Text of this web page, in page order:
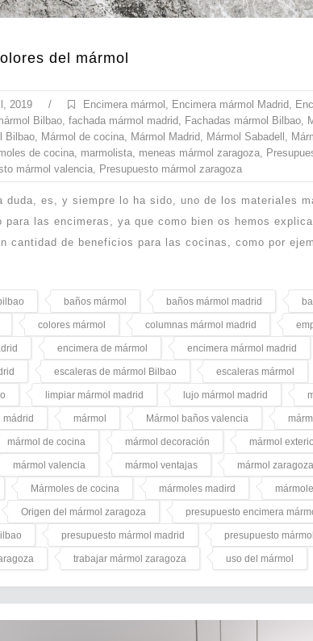
del mármol
2019 / Encimera mármol Encimera mármol Madrid
Bilbao fachada mármol madrid Fachadas mármol Bilbao
Bilbao Mármol de cocina Mármol Madrid Mármol Sabadell
de cocina marmolista meneas mármol zaragoza
mármol valencia Presupuesto mármol zaragoza
duda, es, y siempre lo ha sido, uno de los materiales
para las encimeras, ya que como bien os hemos
cantidad de beneficios para las cocinas, como por
baños mármol baños mármol madrid
colores mármol columnas mármol madrid
encimera de mármol encimera mármol madrid
escaleras de mármol Bilbao escaleras mármol
limpiar mármol madrid lujo mármol madrid
mádrid mármol Mármol baños valencia
mármol de cocina mármol decoración mármol
mármol valencia mármol ventajas mármol zaragoza
Mármoles de cocina mármoles madird
Origen del mármol zaragoza presupuesto encimera
presupuesto mármol madrid presupuesto
trabajar mármol zaragoza uso del mármol